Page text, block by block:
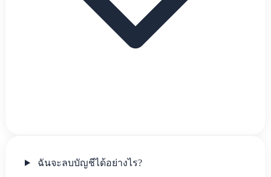
ฉันจะลบบัญชีได้อย่างไร?